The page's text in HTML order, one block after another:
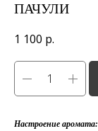
ПАЧУЛИ
1 100 р.
Настроение аромата: